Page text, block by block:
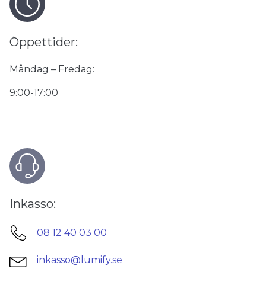
Öppettider:
Måndag – Fredag:
9:00-17:00
Inkasso:
08 12 40 03 00
inkasso@lumify.se